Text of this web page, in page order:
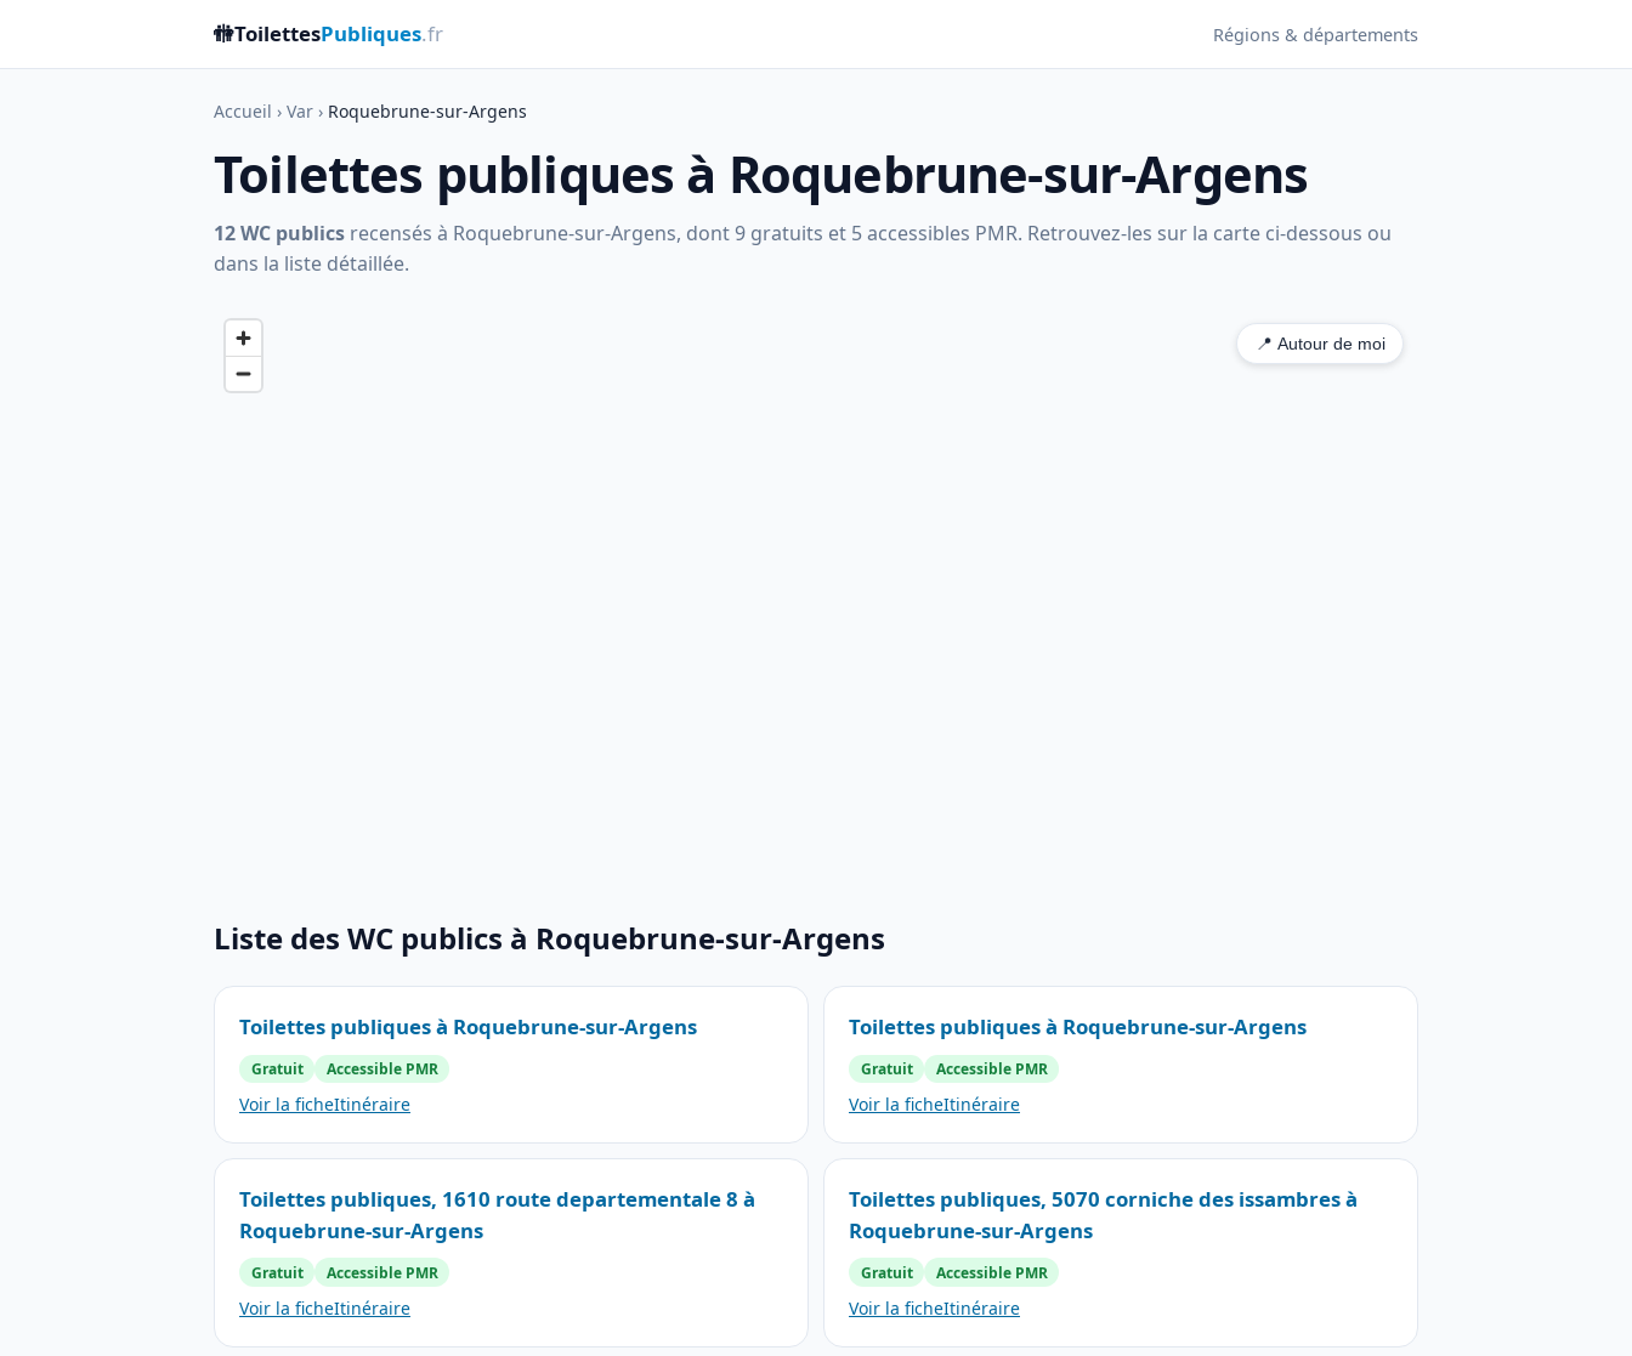
🚻ToilettesPubliques.fr Régions & départements
Accueil › Var › Roquebrune-sur-Argens
Toilettes publiques à Roquebrune-sur-Argens
12 WC publics recensés à Roquebrune-sur-Argens, dont 9 gratuits et 5 accessibles PMR. Retrouvez-les sur la carte ci-dessous ou
dans la liste détaillée.
📍 Autour de moi
Liste des WC publics à Roquebrune-sur-Argens
Toilettes publiques à Roquebrune-sur-Argens
Gratuit Accessible PMR
Voir la ficheItinéraire
Toilettes publiques à Roquebrune-sur-Argens
Gratuit Accessible PMR
Voir la ficheItinéraire
Toilettes publiques, 1610 route departementale 8 à
Roquebrune-sur-Argens
Gratuit Accessible PMR
Voir la ficheItinéraire
Toilettes publiques, 5070 corniche des issambres à
Roquebrune-sur-Argens
Gratuit Accessible PMR
Voir la ficheItinéraire